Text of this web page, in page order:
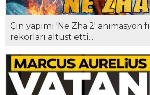
Çin yapımı 'Ne Zha 2' animasyon
rekorları altüst etti...